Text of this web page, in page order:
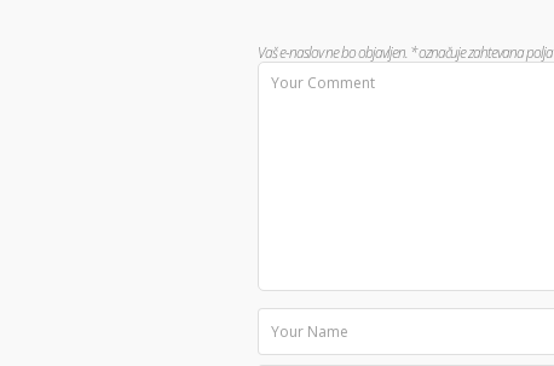
Vaš e-naslov ne bo objavljen.*označuje zahtevana polja